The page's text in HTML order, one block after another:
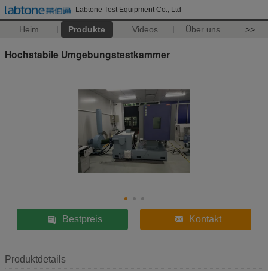
Labtone Test Equipment Co., Ltd
Heim Produkte Videos Über uns >>
Hochstabile Umgebungstestkammer
Bestpreis Kontakt
Produktdetails